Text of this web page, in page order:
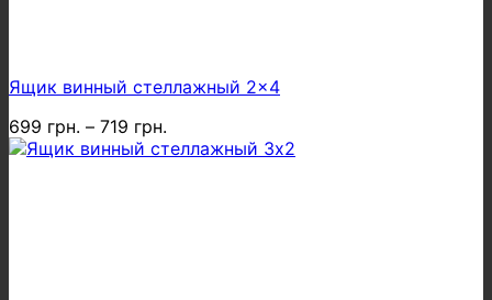
Ящик винный стеллажный 2×4
699 грн. – 719 грн.